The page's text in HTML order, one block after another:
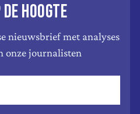
HOOGTE
nieuwsbrief met analyses
onze journalisten